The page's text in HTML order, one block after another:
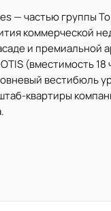
— частью группы
коммерческой
и премиальной
(вместимость
вестибюль
квартиры